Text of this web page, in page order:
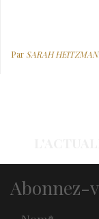
Par SARAH
Abonnez-